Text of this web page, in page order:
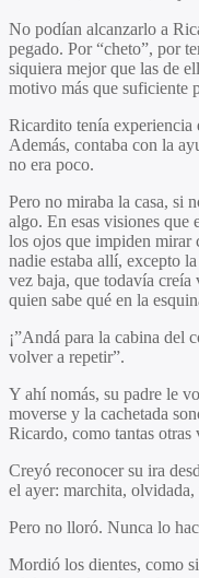
No podían alcanzarlo a
pegado. Por “cheto”, por
siquiera mejor que las de
motivo más que suficiente
Ricardito tenía experiencia
Además, contaba con la
no era poco.
Pero no miraba la casa, si
algo. En esas visiones que
los ojos que impiden mirar
nadie estaba allí, excepto
vez baja, que todavía
quien sabe qué en la
¡”Andá para la cabina del
volver a repetir”.
Y ahí nomás, su padre le
moverse y la cachetada
Ricardo, como tantas otras
Creyó reconocer su ira
el ayer: marchita,
Pero no lloró. Nunca lo
Mordió los dientes, como